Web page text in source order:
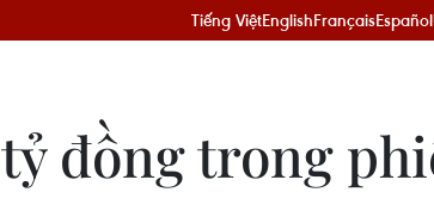
Tiếng ViệtEnglishFrançaisEspañol
đồng trong